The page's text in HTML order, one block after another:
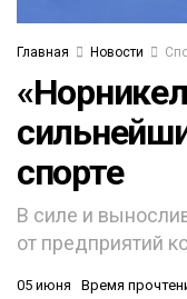
Главная Новости
спорте
В силе и
от предприятий
05 июня Время